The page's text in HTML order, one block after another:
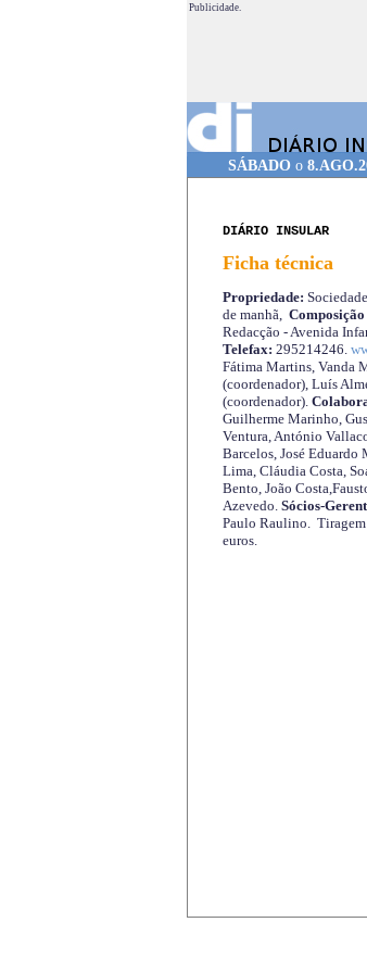
Publicidade.
SÁBADO o
DIÁRIO INSULAR
Ficha técnica
Propriedade:
de manhã,
Redacção - Avenida
Telefax: 295214246.
Fátima Martins, Vanda
(coordenador), Luís
(coordenador).
Guilherme Marinho,
Ventura, António
Barcelos, José Eduardo
Lima, Cláudia Costa,
Bento, João
Azevedo. Sócios-
Paulo Raulino. Tiragem
euros.